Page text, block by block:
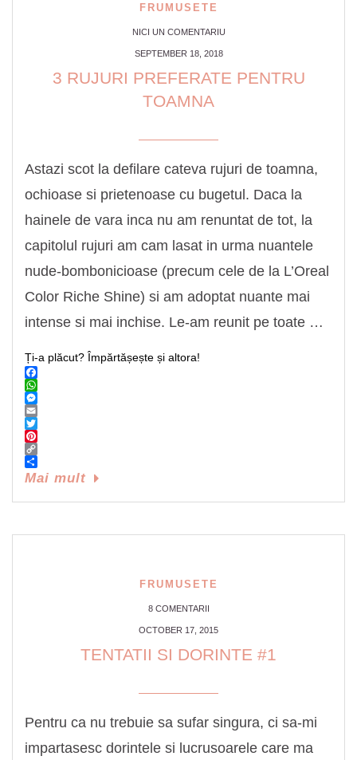
FRUMUSETE
NICI UN COMENTARIU
SEPTEMBER 18, 2018
3 RUJURI PREFERATE PENTRU
TOAMNA
Astazi scot la defilare cateva rujuri de toamna,
ochioase si prietenoase cu bugetul. Daca la
hainele de vara inca nu am renuntat de tot, la
capitolul rujuri am cam lasat in urma nuantele
nude-bombonicioase (precum cele de la L’Oreal
Color Riche Shine) si am adoptat nuante mai
intense si mai inchise. Le-am reunit pe toate …
Ți-a plăcut? Împărtășește și altora!
Facebook
WhatsApp
Messenger
Email
Twitter
Pinterest
Copy
Link
Share
Mai mult
FRUMUSETE
8 COMENTARII
OCTOBER 17, 2015
TENTATII SI DORINTE #1
Pentru ca nu trebuie sa sufar singura, ci sa-mi
impartasesc dorintele si lucrusoarele care ma